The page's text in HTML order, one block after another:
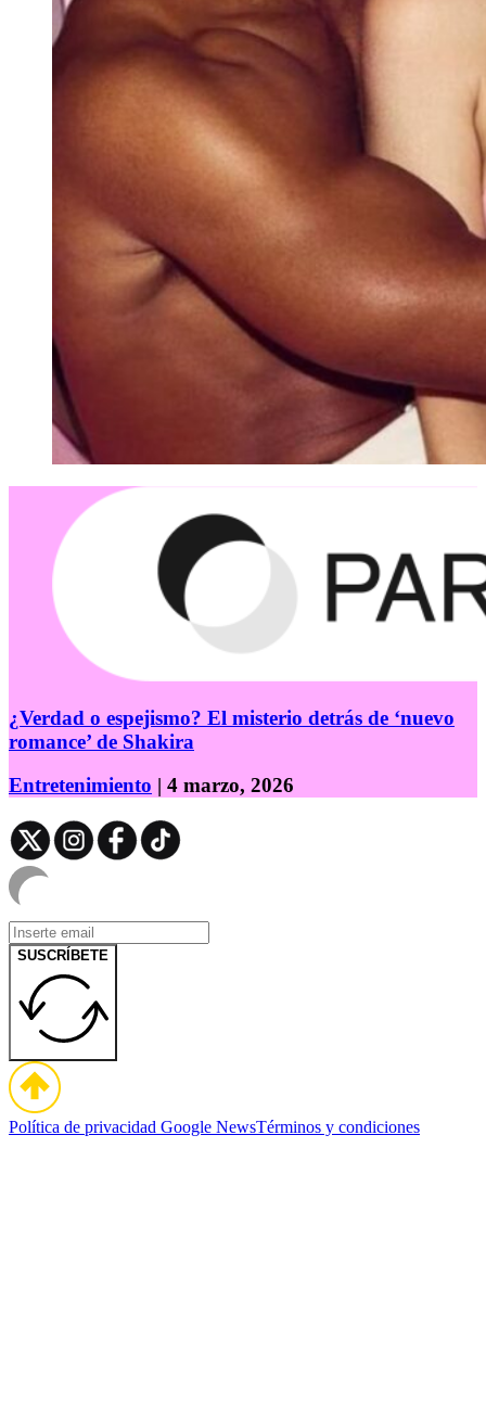
¿Verdad o espejismo? El misterio detrás de ‘nuevo
romance’ de Shakira
Entretenimiento | 4 marzo, 2026
SUSCRÍBETE
Política de privacidad Google NewsTérminos y condiciones